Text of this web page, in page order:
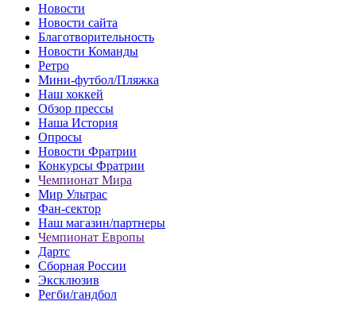
Новости
Новости сайта
Благотворительность
Новости Команды
Ретро
Мини-футбол/Пляжка
Наш хоккей
Обзор прессы
Наша История
Опросы
Новости Фратрии
Конкурсы Фратрии
Чемпионат Мира
Мир Ультрас
Фан-cектор
Наш магазин/партнеры
Чемпионат Европы
Дартс
Сборная России
Эксклюзив
Регби/гандбол